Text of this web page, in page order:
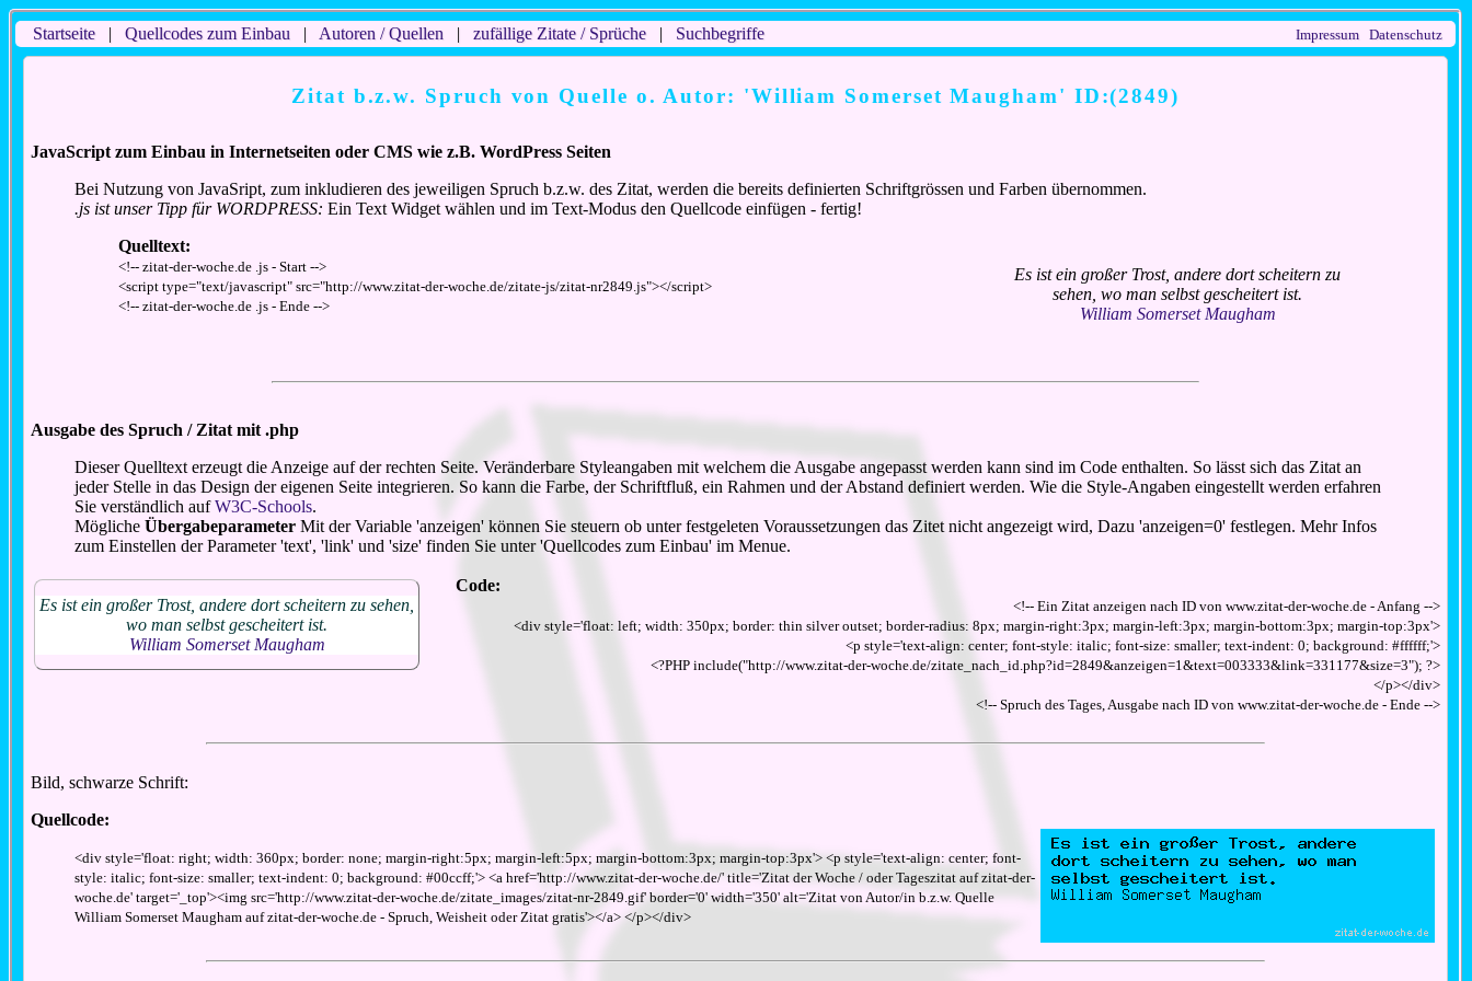
Startseite| Quellcodes zum Einbau | Autoren / Quellen | zufällige Zitate / Sprüche| Suchbegriffe Impressum Datenschutz
Zitat b.z.w. Spruch von Quelle o. Autor: 'William Somerset Maugham' ID:(2849)
JavaScript zum Einbau in Internetseiten oder CMS wie z.B. WordPress Seiten
Bei Nutzung von JavaSript, zum inkludieren des jeweiligen Spruch b.z.w. des Zitat, werden die bereits definierten Schriftgrössen und Farben übernommen.
.js ist unser Tipp für WORDPRESS: Ein Text Widget wählen und im Text-Modus den Quellcode einfügen - fertig!
Es ist ein großer Trost, andere dort scheitern zu
sehen, wo man selbst gescheitert ist.
William Somerset Maugham
Quelltext:
<!-- zitat-der-woche.de .js - Start -->
<script type="text/javascript" src="http://www.zitat-der-woche.de/zitate-js/zitat-nr2849.js"></script>
<!-- zitat-der-woche.de .js - Ende -->
Ausgabe des Spruch / Zitat mit .php
Dieser Quelltext erzeugt die Anzeige auf der rechten Seite. Veränderbare Styleangaben mit welchem die Ausgabe angepasst werden kann sind im Code enthalten. So lässt sich das Zitat an
jeder Stelle in das Design der eigenen Seite integrieren. So kann die Farbe, der Schriftfluß, ein Rahmen und der Abstand definiert werden. Wie die Style-Angaben eingestellt werden erfahren
Sie verständlich aufW3C-Schools.
MöglicheÜbergabeparameter Mit der Variable 'anzeigen' können Sie steuern ob unter festgeleten Voraussetzungen das Zitet nicht angezeigt wird, Dazu 'anzeigen=0' festlegen. Mehr Infos
zum Einstellen der Parameter 'text', 'link' und 'size' finden Sie unter 'Quellcodes zum Einbau' im Menue.
Es ist ein großer Trost, andere dort scheitern zu sehen,
wo man selbst gescheitert ist.
William Somerset Maugham
Code:
<!-- Ein Zitat anzeigen nach ID von www.zitat-der-woche.de - Anfang -->
<div style='float: left; width: 350px; border: thin silver outset; border-radius: 8px; margin-right:3px; margin-left:3px; margin-bottom:3px; margin-top:3px'>
<p style='text-align: center; font-style: italic; font-size: smaller; text-indent: 0; background: #ffffff;'>
<?PHP include("http://www.zitat-der-woche.de/zitate_nach_id.php?id=2849&anzeigen=1&text=003333&link=331177&size=3"); ?>
</p></div>
<!-- Spruch des Tages, Ausgabe nach ID von www.zitat-der-woche.de - Ende -->
Bild, schwarze Schrift:
Quellcode:
<div style='float: right; width: 360px; border: none; margin-right:5px; margin-left:5px; margin-bottom:3px; margin-top:3px'> <p style='text-align: center; font-
style: italic; font-size: smaller; text-indent: 0; background: #00ccff;'> <a href='http://www.zitat-der-woche.de/' title='Zitat der Woche / oder Tageszitat auf zitat-der-
woche.de' target='_top'><img src='http://www.zitat-der-woche.de/zitate_images/zitat-nr-2849.gif' border='0' width='350' alt='Zitat von Autor/in b.z.w. Quelle
William Somerset Maugham auf zitat-der-woche.de - Spruch, Weisheit oder Zitat gratis'></a> </p></div>